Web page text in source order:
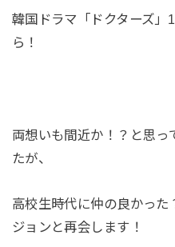
韓国ドラマ「ドクターズ」
ら！
両想いも間近か！？と思っ
たが、
高校生時代に仲の良かっ
ジョンと再会します！